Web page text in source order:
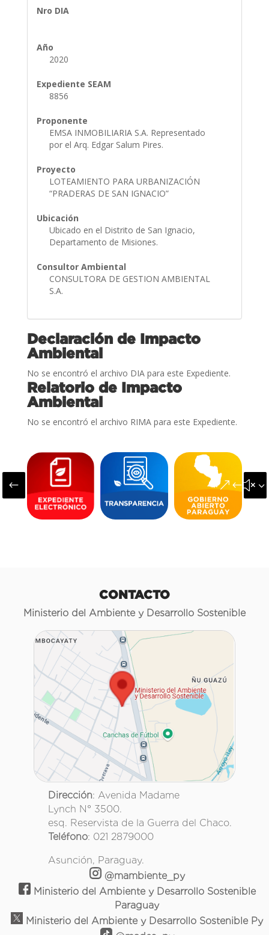
Nro DIA
Año
2020
Expediente SEAM
8856
Proponente
EMSA INMOBILIARIA S.A. Representado
por el Arq. Edgar Salum Pires.
Proyecto
LOTEAMIENTO PARA URBANIZACIÓN
“PRADERAS DE SAN IGNACIO”
Ubicación
Ubicado en el Distrito de San Ignacio,
Departamento de Misiones.
Consultor Ambiental
CONSULTORA DE GESTION AMBIENTAL
S.A.
Declaración de Impacto
Ambiental
No se encontró el archivo DIA para este Expediente.
Relatorio de Impacto
Ambiental
No se encontró el archivo RIMA para este Expediente.
#
CONTACTO
Ministerio del Ambiente y Desarrollo Sostenible
Dirección: Avenida Madame
Lynch N° 3500.
esq. Reservista de la Guerra del Chaco.
Teléfono: 021 2879000
Asunción, Paraguay.
@mambiente_py
Ministerio del Ambiente y Desarrollo Sostenible
Paraguay
Ministerio del Ambiente y Desarrollo Sostenible Py